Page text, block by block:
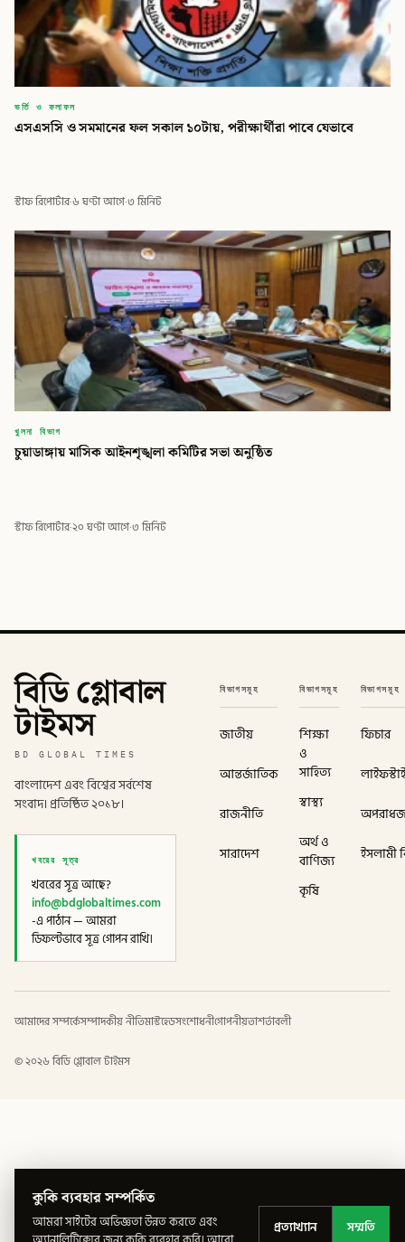
ভর্তি ও ফলাফল
এসএসসি ও সমমানের ফল সকাল ১০টায়, পরীক্ষার্থীরা পাবে যেভাবে
স্টাফ রিপোর্টার·৬ ঘণ্টা আগে·৩ মিনিট
খুলনা বিভাগ
চুয়াডাঙ্গায় মাসিক আইনশৃঙ্খলা কমিটির সভা অনুষ্ঠিত
স্টাফ রিপোর্টার·২০ ঘণ্টা আগে·৩ মিনিট
বিডি গ্লোবাল
টাইমস
BD GLOBAL TIMES
বাংলাদেশ এবং বিশ্বের সর্বশেষ
সংবাদ। প্রতিষ্ঠিত ২০১৮।
খবরের সূত্র
খবরের সূত্র আছে?
info@bdglobaltimes.com
-এ পাঠান — আমরা
ডিফল্টভাবে সূত্র গোপন রাখি।
বিভাগসমূহ
জাতীয়
আন্তর্জাতিক
রাজনীতি
সারাদেশ
বিভাগসমূহ
শিক্ষা
ও
সাহিত্য
স্বাস্থ্য
অর্থ ও
বাণিজ্য
কৃষি
বিভাগসমূহ
ফিচার
ইসলামী
আমাদের সম্পর্কেসম্পাদকীয় নীতিমাস্টহেডসংশোধনীগোপনীয়তাশর্তাবলী
©২০২৬ বিডি গ্লোবাল টাইমস
কুকি ব্যবহার সম্পর্কিত
আমরা সাইটের অভিজ্ঞতা উন্নত করতে এবং
প্রত্যাখ্যান সম্মতি